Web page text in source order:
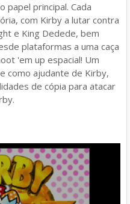
papel principal. Cada
com Kirby a lutar contra
e King Dedede, bem
plataformas a uma caça
'em up espacial! Um
como ajudante de Kirby,
de cópia para atacar